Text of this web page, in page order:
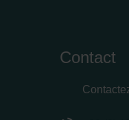
Contact